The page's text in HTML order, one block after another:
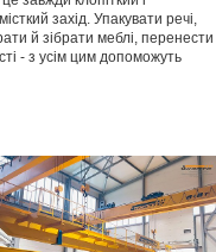
захід. Упакувати речі,
й зібрати меблі, перенести
- з усім цим допоможуть